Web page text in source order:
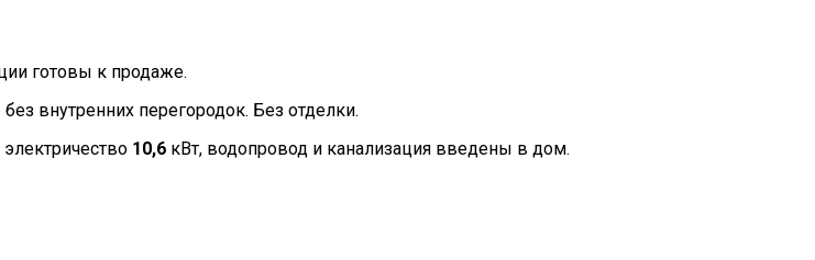
готовы к продаже.
внутренних перегородок. Без отделки.
10,6 кВт, водопровод и канализация введены в дом.